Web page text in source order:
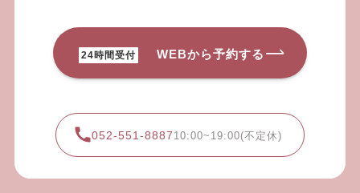
24時間受付 WEBから予約する
052-551-8887 10:00~19:00(不定休)